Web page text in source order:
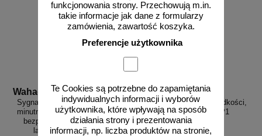
funkcjonowania strony. Przechowują m.in.
takie informacje jak dane z formularzy
zamówienia, zawartość koszyka.
Preferencje użytkownika
Te Cookies są potrzebne do zapamiętania
indywidualnych informacji i wyborów
użytkownika, które wpływają na sposób
działania strony i prezentowania
informacji, np. liczba produktów na stronie,
Wahadlo 20 min
Sygnalizacja świetlna drogowa z
minutnikiem, tymczasowa, LED,
bezprzewodowa, wahadłowa,
lampy 20 cm - komplet
3D_MP-DP1
Radarowy wyświetlacz prędkości,
radar drogowy MP-DP1